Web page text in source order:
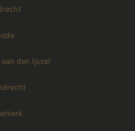
den Ijssel